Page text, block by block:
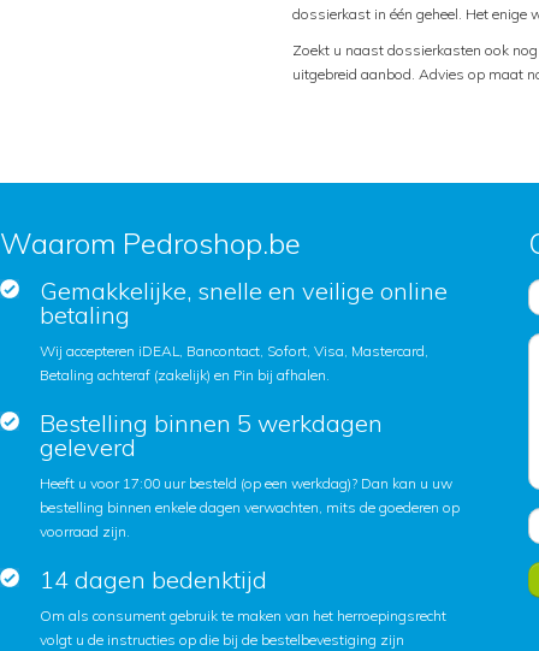
dossierkast in één geheel. Het enige
Zoekt u naast dossierkasten ook
uitgebreid aanbod. Advies op maat
Waarom Pedroshop.be
Gemakkelijke, snelle en veilige online
betaling
Wij accepteren iDEAL, Bancontact, Sofort, Visa, Mastercard,
Betaling achteraf (zakelijk) en Pin bij afhalen.
Bestelling binnen 5 werkdagen
geleverd
Heeft u voor 17:00 uur besteld (op een werkdag)? Dan kan u uw
bestelling binnen enkele dagen verwachten, mits de goederen op
voorraad zijn.
14 dagen bedenktijd
Om als consument gebruik te maken van het herroepingsrecht
volgt u de instructies op die bij de bestelbevestiging zijn